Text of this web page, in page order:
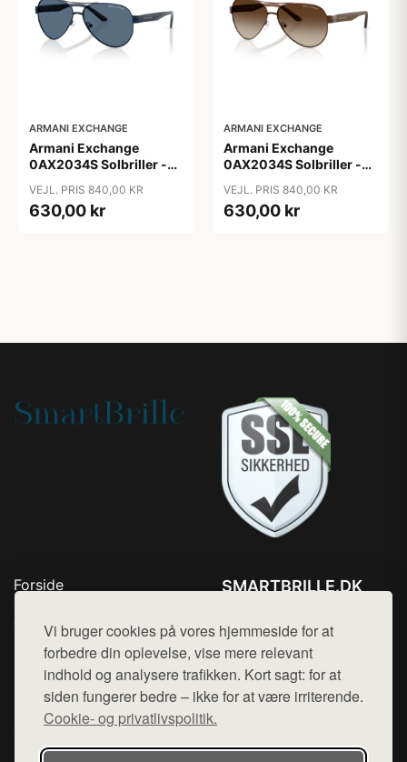
Vi bruger cookies på vores hjemmeside for at
forbedre din oplevelse, vise mere relevant
indhold og analysere trafikken. Kort sagt: for at
siden fungerer bedre – ikke for at være irriterende.
Cookie- og privatlivspolitik.
ARMANI EXCHANGE
Armani Exchange
0AX2034S Solbriller -
VEJL. PRIS 840,00 KR
630,00 kr
ARMANI EXCHANGE
Armani Exchange
0AX2034S Solbriller -
VEJL. PRIS 840,00 KR
630,00 kr
Forside
Top Rabatter
Blog
Kontakt
SMARTBRILLE.DK
Mail: hej@want.dk
Cookie- og privatlivspolitik